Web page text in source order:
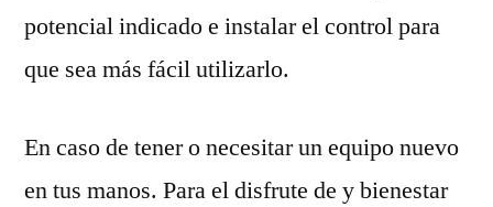
potencial indicado e instalar el control para
que sea más fácil utilizarlo.
En caso de tener o necesitar un equipo nuevo
en tus manos. Para el disfrute de y bienestar